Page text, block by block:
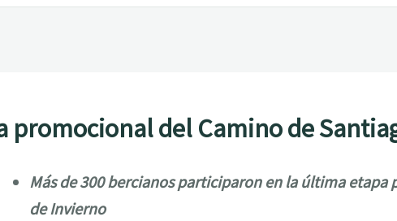
promocional del Camino de
Más de 300 bercianos participaron en la última
de Invierno